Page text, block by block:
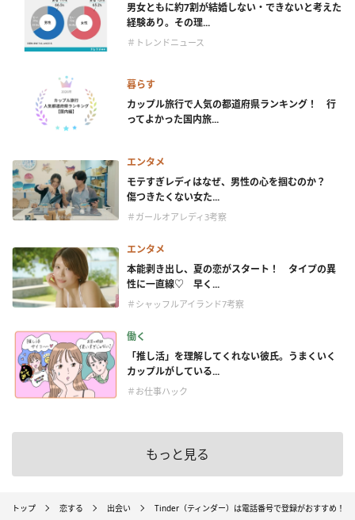
男女ともに約7割が結婚しない・できないと考えた
経験あり。その理...
＃トレンドニュース
暮らす
カップル旅行で人気の都道府県ランキング！ 行
ってよかった国内旅...
エンタメ
モテすぎレディはなぜ、男性の心を掴むのか？
傷つきたくない女た...
＃ガールオアレディ3考察
エンタメ
本能剥き出し、夏の恋がスタート！ タイプの異
性に一直線♡ 早く...
＃シャッフルアイランド7考察
働く
「推し活」を理解してくれない彼氏。うまくいく
カップルがしている...
＃お仕事ハック
もっと見る
トップ 恋する 出会い Tinder（ティンダー）は電話番号で登録がおすすめ！